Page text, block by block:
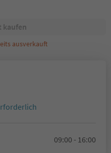
kaufen
ausverkauft
09:00 - 16:00